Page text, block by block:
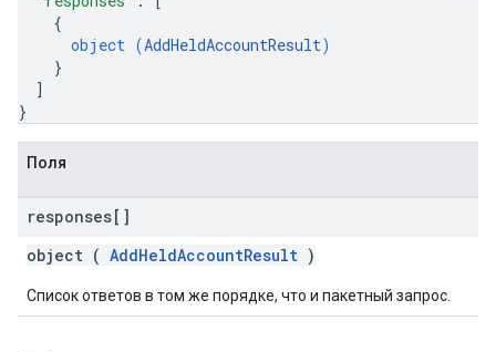
{
object (AddHeldAccountResult)
}
]
}
Поля
responses[]
object ( AddHeldAccountResult )
Список ответов в том же порядке, что и пакетный запрос.